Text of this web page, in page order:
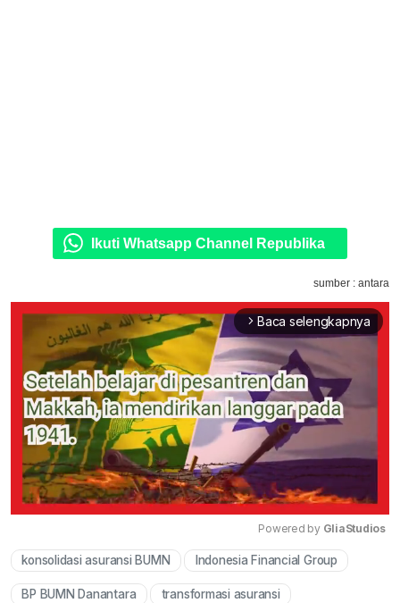
Ikuti Whatsapp Channel Republika
sumber : antara
arrow_forward_ios Baca selengkapnya
Mute
Powered by GliaStudios
konsolidasi asuransi BUMN Indonesia Financial Group
BP BUMN Danantara transformasi asuransi